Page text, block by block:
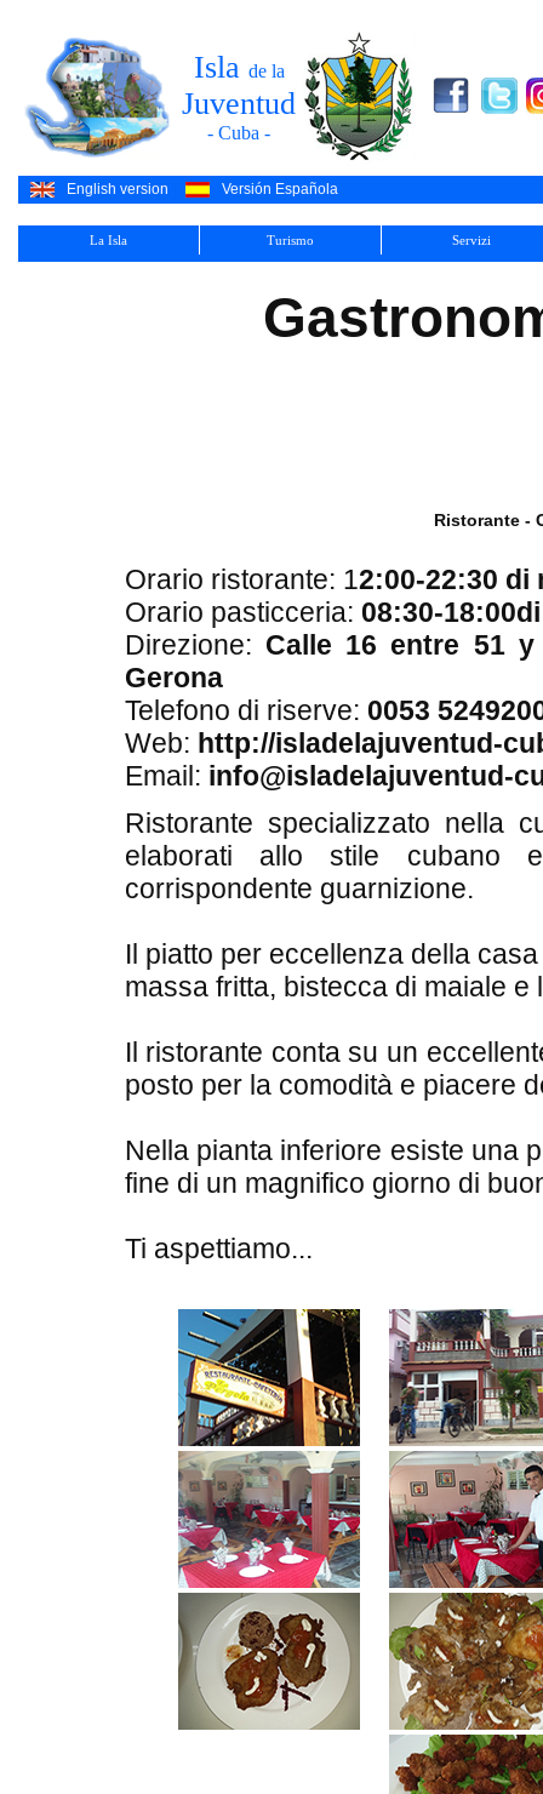
Isla de la
Juventud
- Cuba -
English version Versión Española
La Isla Turismo Servizi
Ristorante -
Orario ristorante: 12:00-22:30 di
Orario pasticceria: 08:30-
Direzione: Calle 16 entre 51 y
Gerona
Telefono di riserve: 0053
Web: http://isladelajuventud-
Email: info@isladelajuventud-
Ristorante specializzato nella
elaborati allo stile cubano
corrispondente guarnizione.
Il piatto per eccellenza della
massa fritta, bistecca di maiale e
Il ristorante conta su un
posto per la comodità e piacere
Nella pianta inferiore esiste una
fine di un magnifico giorno di
Ti aspettiamo...